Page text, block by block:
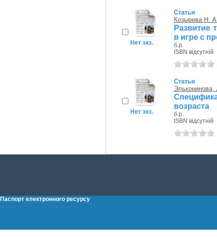
Нет экз.
Статья
Козырева Н.
Развитие
в игре с
б.р.
ISBN відсутній
Нет экз.
Статья
возраста
б.р.
ISBN відсутній
Паспорт електронного ресурсу